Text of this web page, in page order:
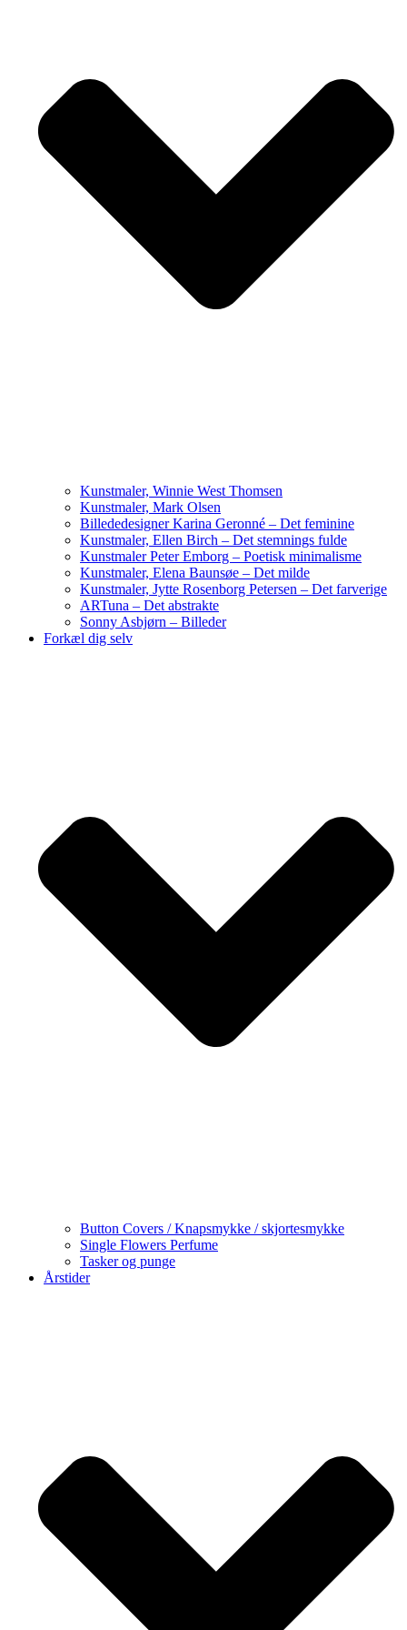
Kunstmaler, Winnie West Thomsen
Kunstmaler, Mark Olsen
Billededesigner Karina Geronné – Det feminine
Kunstmaler, Ellen Birch – Det stemnings fulde
Kunstmaler Peter Emborg – Poetisk minimalisme
Kunstmaler, Elena Baunsøe – Det milde
Kunstmaler, Jytte Rosenborg Petersen – Det farverige
ARTuna – Det abstrakte
Sonny Asbjørn – Billeder
Forkæl dig selv
Button Covers / Knapsmykke / skjortesmykke
Single Flowers Perfume
Tasker og punge
Årstider